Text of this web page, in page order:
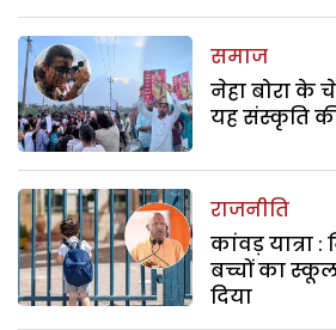
समाज
नेहा बोरा के
यह संस्कृति
राजनीति
कांवड़ यात्रा :
बच्चों का
दिया